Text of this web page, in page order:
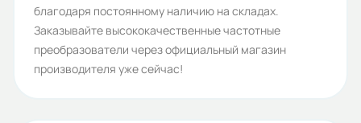
благодаря постоянному наличию на складах.
Заказывайте высококачественные частотные
преобразователи через официальный магазин
производителя уже сейчас!